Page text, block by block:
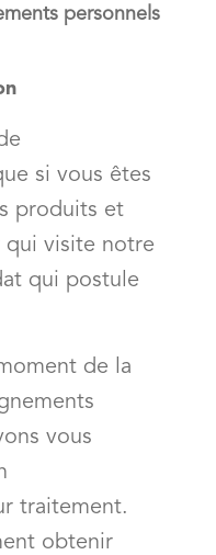
personnels
si vous êtes
produits et
qui visite notre
qui postule
de la
vous
traitement.
obtenir